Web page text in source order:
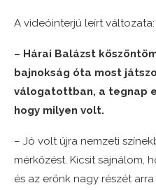
A videóinterjú leírt változata:
– Hárai Balázst
bajnokság óta most
válogatottban, a tegnap
hogy milyen volt.
– Jó volt újra nemzeti
mérkőzést. Kicsit sajnálom,
és az erőnk nagy részét